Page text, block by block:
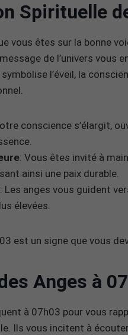
Spirituelle
vous êtes sur la bonne
de l’univers
l’éveil, la
conscience s’élargit,
: Vous êtes invité à
ainsi une paix durable.
: Les anges vous guident
élevées.
est un signe que vous
Anges à
à 07h03 pour vous
Ils vous incitent à